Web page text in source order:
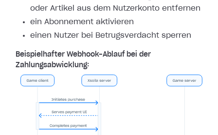
oder Artikel aus dem Nutzerkonto entfernen
ein Abonnement aktivieren
einen Nutzer bei Betrugsverdacht sperren
Beispielhafter Webhook-Ablauf bei der
Zahlungsabwicklung: